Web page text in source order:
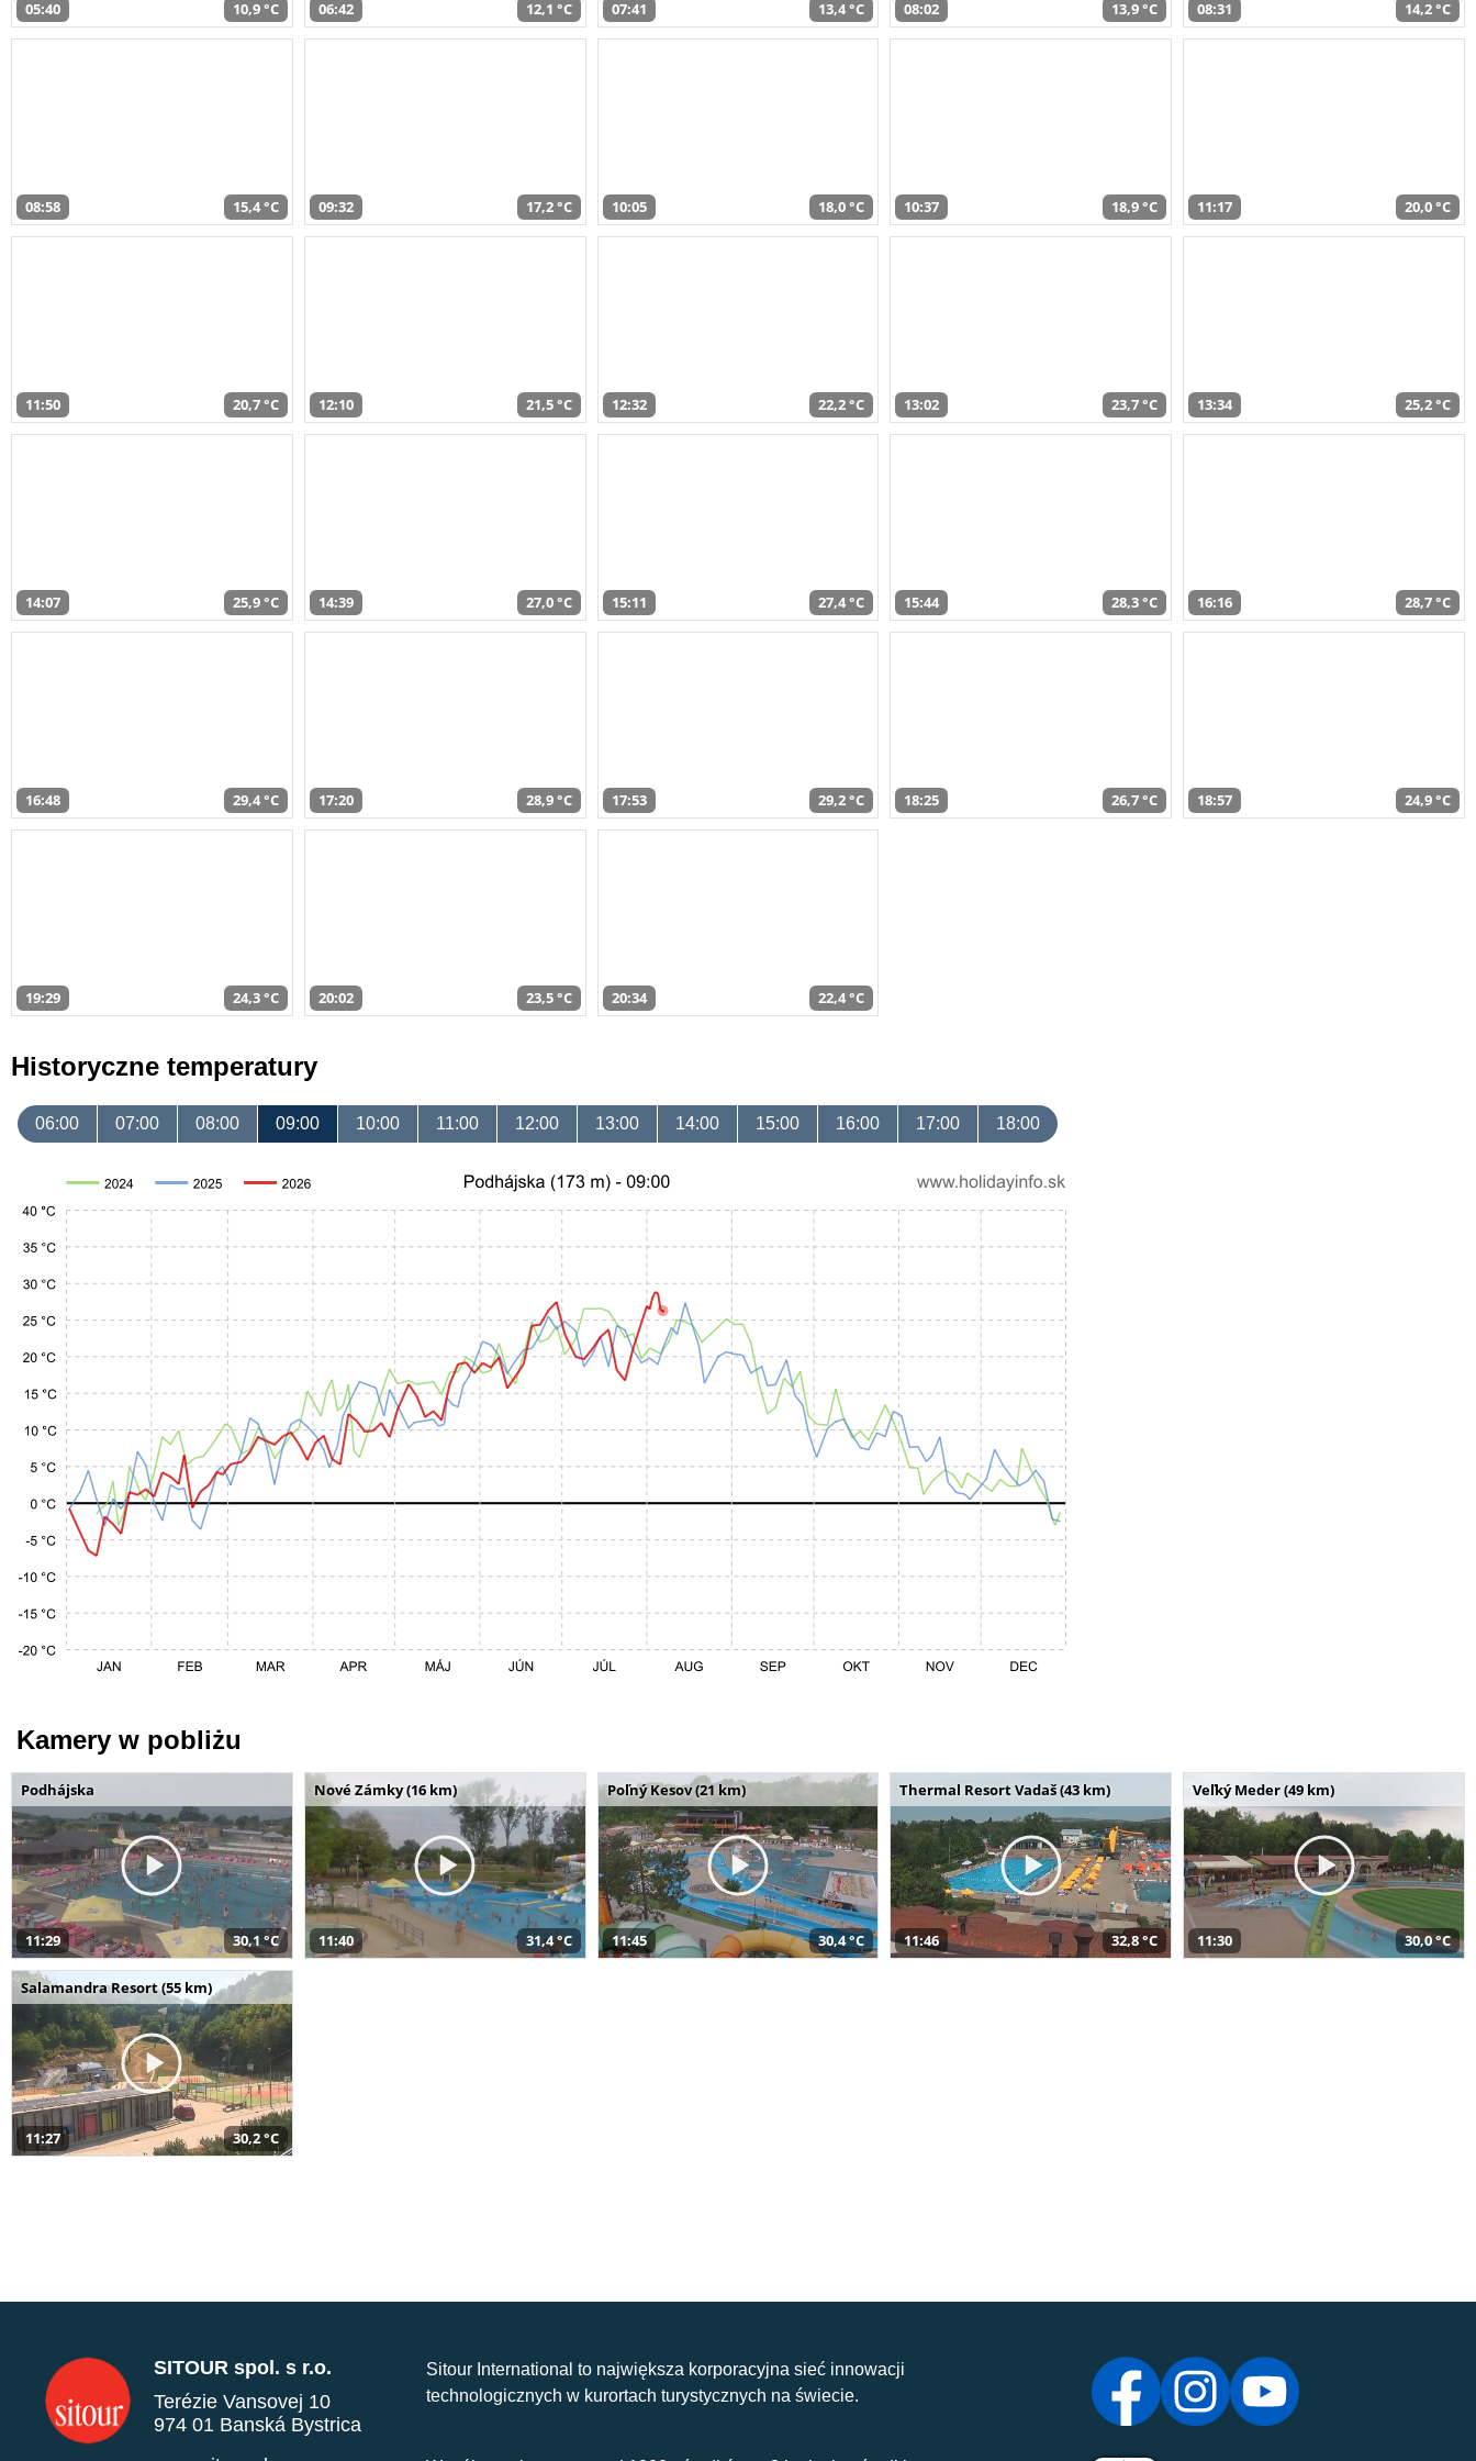
05:40 10,9 °C 06:42 12,1 °C 07:41 13,4 °C 08:02 13,9 °C 08:31 14,2 °C
08:58 15,4 °C 09:32 17,2 °C 10:05 18,0 °C 10:37 18,9 °C 11:17 20,0 °C
11:50 20,7 °C 12:10 21,5 °C 12:32 22,2 °C 13:02 23,7 °C 13:34 25,2 °C
14:07 25,9 °C 14:39 27,0 °C 15:11 27,4 °C 15:44 28,3 °C 16:16 28,7 °C
16:48 29,4 °C 17:20 28,9 °C 17:53 29,2 °C 18:25 26,7 °C 18:57 24,9 °C
19:29 24,3 °C 20:02 23,5 °C 20:34 22,4 °C
Historyczne temperatury
06:00 07:00 08:00 09:00 10:00 11:00 12:00 13:00 14:00 15:00 16:00 17:00 18:00
Kamery w pobliżu
Podhájska
11:29 30,1 °C
Nové Zámky (16 km)
11:40 31,4 °C
Poľný Kesov (21 km)
11:45 30,4 °C
Thermal Resort Vadaš (43 km)
11:46 32,8 °C
Veľký Meder (49 km)
11:30 30,0 °C
Salamandra Resort (55 km)
11:27 30,2 °C
SITOUR spol. s r.o.
Terézie Vansovej 10
974 01 Banská Bystrica
Sitour International to największa korporacyjna sieć innowacji
technologicznych w kurortach turystycznych na świecie.